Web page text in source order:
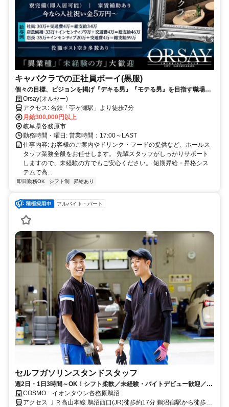
キャバクラでの正社員ボーイ(黒服)
個々の目標、ビジョンを掲げ『デキる男』『モテる男』を目指す職場で
す。Orsay(オルセー)
アクセス: 名鉄「苧ヶ瀬駅」より徒歩7分
月給300,000円以上
岐阜県各務原市
勤務時間・曜日: 営業時間：17:00～LAST
仕事内容: お客様のご案内やドリンク・フードの提供など、ホールス
タッフ業務全般をお任せします。 先輩スタッフがしっかりサポート
しますので、未経験の方でもご安心ください。 短期昇給・昇格シス
テムで高...
即日勤務OK シフト制 昇給あり
アルバイト・パート
セルフガソリンスタンドスタッフ
週2日・1日3時間～OK！シフト柔軟／未経験・バイトデビュー歓迎／社
員割引／幅広いスキルが身につく
COSMO イオンタウン各務原鵜沼
アクセス ＪＲ高山本線 鵜沼西口(JR)徒歩約17分 鵜沼宿駅から徒歩3